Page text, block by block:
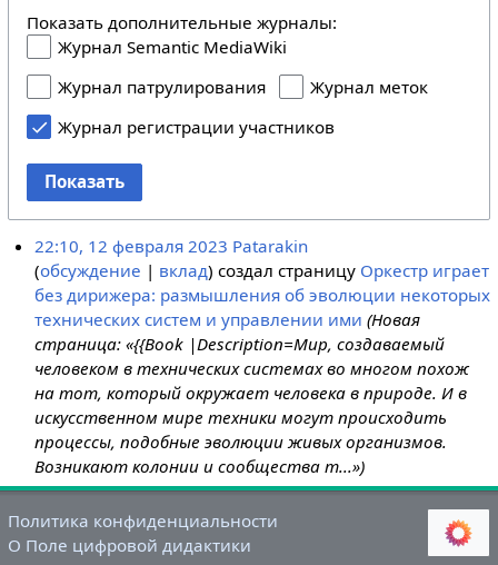
Показать дополнительные журналы:
Журнал Semantic MediaWiki
Журнал патрулирования
Журнал меток
Журнал регистрации участников
Показать
22:10, 12 февраля 2023 Patarakin
обсуждение
вклад создал страницу Оркестр играет
без дирижера: размышления об эволюции некоторых
технических систем и управлении ими (Новая
страница: «{{Book |Description=Мир, создаваемый
человеком в технических системах во многом похож
на тот, который окружает человека в природе. И в
искусст­венном мире техники могут происходить
процессы, подобные эволюции живых организмов.
Возникают колонии и сообщества т...»)
Политика конфиденциальности
О Поле цифровой дидактики